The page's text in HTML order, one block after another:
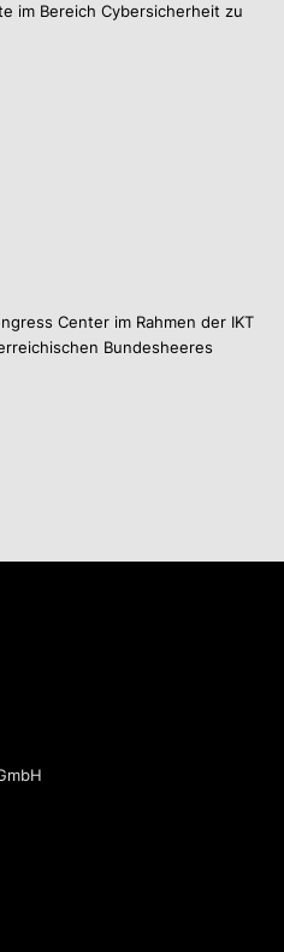
im Bereich Cybersicherheit zu
Center im Rahmen der IKT
Bundesheeres